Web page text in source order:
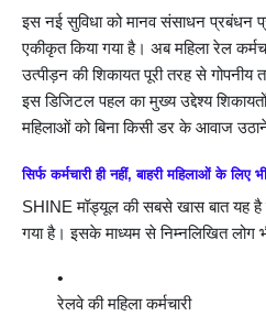
इस नई सुविधा को मानव संसाधन प्रबंधन
एकीकृत किया गया है। अब महिला रेल
उत्पीड़न की शिकायत पूरी तरह से
इस डिजिटल पहल का मुख्य उद्देश्य
महिलाओं को बिना किसी डर के आवाज
सिर्फ कर्मचारी ही नहीं, बाहरी महिलाओं के लिए
SHINE मॉड्यूल की सबसे खास बात यह है
गया है। इसके माध्यम से निम्नलिखित लोग
रेलवे की महिला कर्मचारी